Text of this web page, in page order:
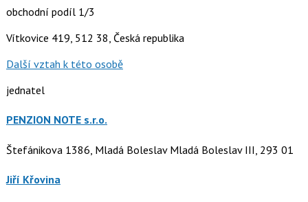
obchodní podíl 1/3
Vítkovice 419, 512 38, Česká republika
Další vztah k této osobě
jednatel
PENZION NOTE s.r.o.
Štefánikova 1386, Mladá Boleslav Mladá Boleslav III, 293 01
Jiří Křovina